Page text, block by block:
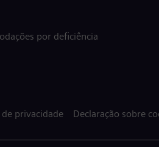
por deficiência
de privacidade Declaração sobre